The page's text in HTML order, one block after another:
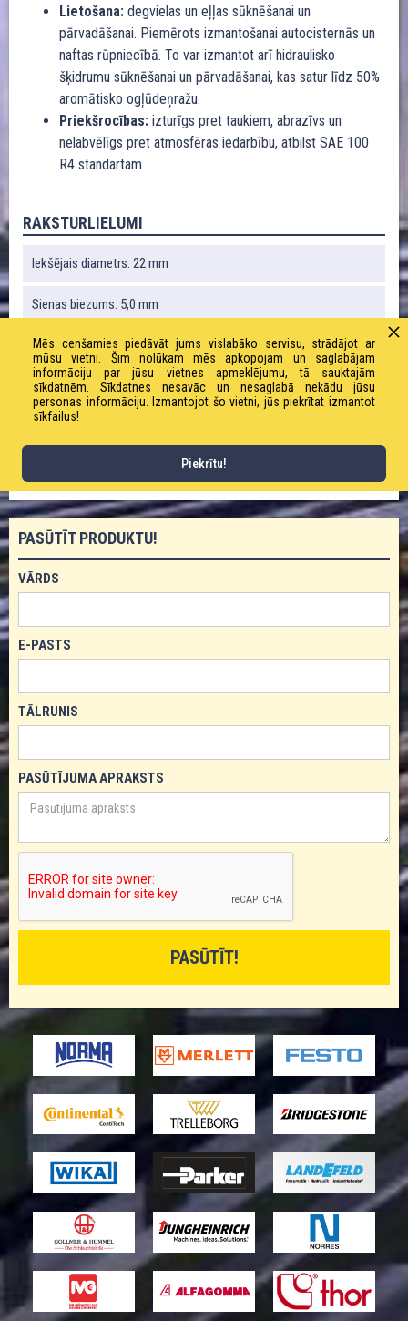
Lietošana: degvielas un eļļas sūknēšanai un
pārvadāšanai. Piemērots izmantošanai autocisternās un
naftas rūpniecībā. To var izmantot arī hidraulisko
šķidrumu sūknēšanai un pārvadāšanai, kas satur līdz 50%
aromātisko ogļūdeņražu.
Priekšrocības: izturīgs pret taukiem, abrazīvs un
nelabvēlīgs pret atmosfēras iedarbību, atbilst SAE 100
R4 standartam
RAKSTURLIELUMI
Iekšējais diametrs: 22 mm
Sienas biezums: 5,0 mm
Liekuma rādiuss: 132 mm
Vakuums: 0,8 bāri
PASŪTĪT PRODUKTU!
VĀRDS
E-PASTS
TĀLRUNIS
PASŪTĪJUMA APRAKSTS
Mēs cenšamies piedāvāt jums vislabāko servisu, strādājot ar
mūsu vietni. Šim nolūkam mēs apkopojam un saglabājam
informāciju par jūsu vietnes apmeklējumu, tā sauktajām
sīkdatnēm. Sīkdatnes nesavāc un nesaglabā nekādu jūsu
personas informāciju. Izmantojot šo vietni, jūs piekrītat izmantot
sīkfailus!
Piekrītu!